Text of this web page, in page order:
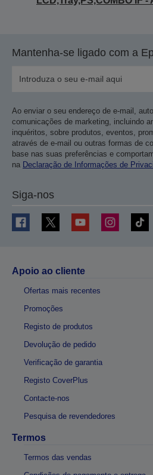
Mantenha-se ligado com a
Ao enviar o seu endereço de e-mail,
comunicações de marketing, incluindo
inquéritos, sobre produtos, eventos,
através de e-mail ou outras formas de
base nas suas preferências e
na Declaração de Informações de
Siga-nos
Apoio ao cliente
Ofertas mais recentes
Promoções
Registo de produtos
Devolução de pedido
Verificação de garantia
Registo CoverPlus
Contacte-nos
Pesquisa de revendedores
Termos
Termos das vendas